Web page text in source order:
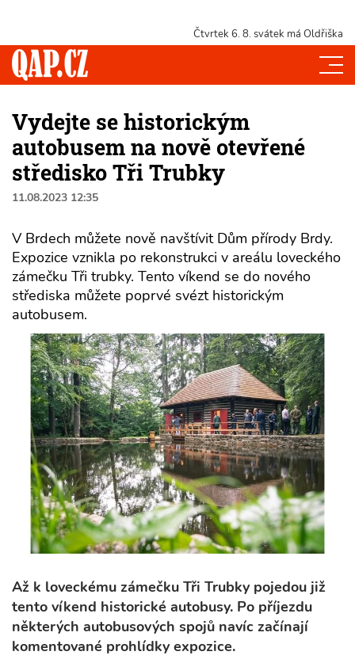
Čtvrtek 6. 8. svátek má Oldřiška
Vydejte se historickým
autobusem na nově otevřené
středisko Tři Trubky
11.08.2023 12:35
V Brdech můžete nově navštívit Dům přírody Brdy.
Expozice vznikla po rekonstrukci v areálu loveckého
zámečku Tři trubky. Tento víkend se do nového
střediska můžete poprvé svézt historickým
autobusem.
Až k loveckému zámečku Tři Trubky pojedou již
tento víkend historické autobusy. Po příjezdu
některých autobusových spojů navíc začínají
komentované prohlídky expozice.